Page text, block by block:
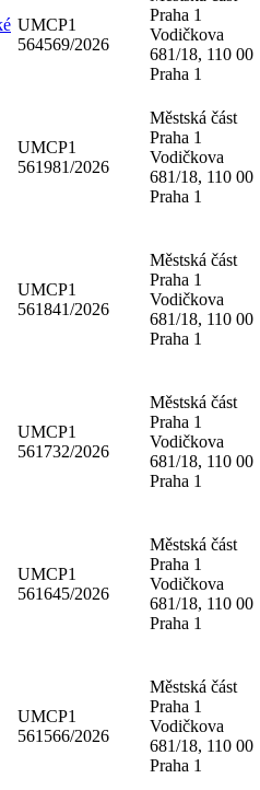
UMCP1
564569/2026
Praha 1
Vodičkova
681/18, 110 00
Praha 1
UMCP1
561981/2026
Městská část
Praha 1
Vodičkova
681/18, 110 00
Praha 1
UMCP1
561841/2026
Městská část
Praha 1
Vodičkova
681/18, 110 00
Praha 1
UMCP1
561732/2026
Městská část
Praha 1
Vodičkova
681/18, 110 00
Praha 1
UMCP1
561645/2026
Městská část
Praha 1
Vodičkova
681/18, 110 00
Praha 1
UMCP1
561566/2026
Městská část
Praha 1
Vodičkova
681/18, 110 00
Praha 1